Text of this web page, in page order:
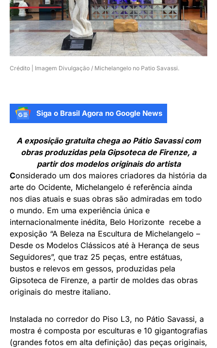
Crédito | Imagem Divulgação / Michelangelo no Patio Savassi.
Siga o Brasil Agora no Google News
A exposição gratuita chega ao Pátio Savassi com
obras produzidas pela Gipsoteca de Firenze, a
partir dos modelos originais do artista
Considerado um dos maiores criadores da história da
arte do Ocidente, Michelangelo é referência ainda
nos dias atuais e suas obras são admiradas em todo
o mundo. Em uma experiência única e
internacionalmente inédita, Belo Horizonte recebe a
exposição “A Beleza na Escultura de Michelangelo –
Desde os Modelos Clássicos até à Herança de seus
Seguidores”, que traz 25 peças, entre estátuas,
bustos e relevos em gessos, produzidas pela
Gipsoteca de Firenze, a partir de moldes das obras
originais do mestre italiano.
Instalada no corredor do Piso L3, no Pátio Savassi, a
mostra é composta por esculturas e 10 gigantografias
(grandes fotos em alta definição) das peças originais,